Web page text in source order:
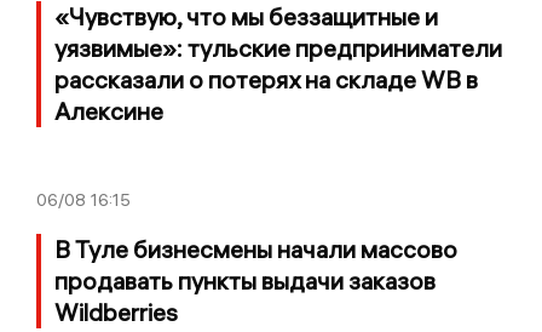
«Чувствую, что мы беззащитные и
уязвимые»: тульские предприниматели
рассказали о потерях на складе WB в
Алексине
06/08 16:15
В Туле бизнесмены начали массово
продавать пункты выдачи заказов
Wildberries